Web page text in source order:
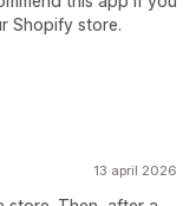
Shopify store.
13 april 2026